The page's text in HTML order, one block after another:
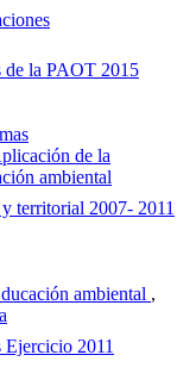
de la PAOT 2015
de la
ambiental
territorial 2007- 2011
ambiental ,
2011